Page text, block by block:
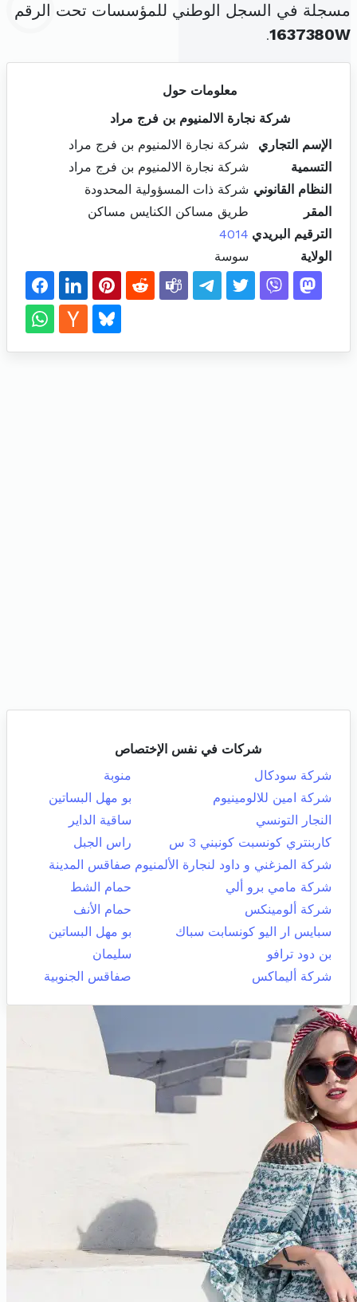
مسجلة في السجل الوطني للمؤسسات تحت الرقم
1637380W
.
معلومات حول
شركة نجارة الالمنيوم بن فرج مراد
الإسم التجاري
شركة نجارة الالمنيوم بن فرج مراد
التسمية
شركة نجارة الالمنيوم بن فرج مراد
النظام القانوني شركة ذات المسؤولية المحدودة
المقر
طريق مساكن الكنايس مساكن
الترقيم البريدي 4014
الولاية
سوسة
شركات في نفس الإختصاص
شركة سودكال
منوبة
شركة امين للالومينيوم
بو مهل البساتين
النجار التونسي
ساقية الداير
كاربنتري كونسبت كونبني 3 س
راس الجبل
شركة المزغني و داود لنجارة الألمنيوم صفاقس المدينة
شركة مامي برو ألي
حمام الشط
شركة ألومينكس
حمام الأنف
سبايس ار اليو كونسابت سباك
بو مهل البساتين
بن دود ترافو
سليمان
شركة أليماكس
صفاقس الجنوبية